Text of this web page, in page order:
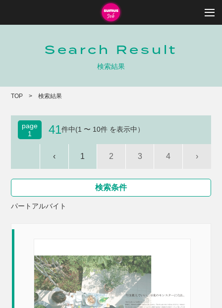
Search Result
検索結果
TOP 検索結果
page
1
41件中(1 〜 10件 を表示中）
‹ 1 2 3 4 ›
検索条件
パートアルバイト